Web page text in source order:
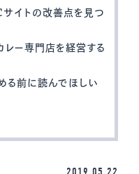
サイトの改善点を見つ
レー専門店を経営する
る前に読んでほしい